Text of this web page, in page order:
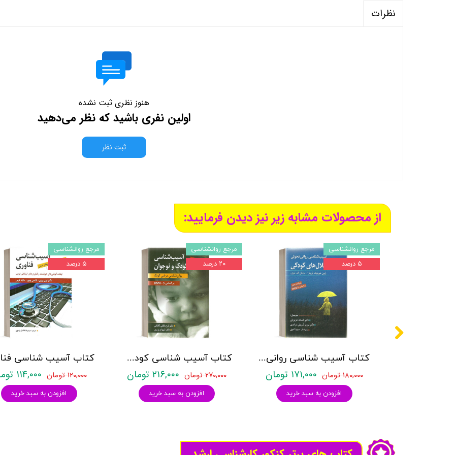
نظرات
هنوز نظری ثبت نشده
اولین نفری باشید که نظر می‌دهید
ثبت نظر
۱۲۰,۰۰۰ تومان ۱۱۴,۰۰۰ تومان
افزودن به سبد خرید
مرجع روانشناسی
۵ درصد
کتاب آسیب شناسی کودک و نوجوان (روان شناسی مرضی کودک) - وزیری -نشر ارسباران
۲۷۰,۰۰۰ تومان ۲۱۶,۰۰۰ تومان
افزودن به سبد خرید
مرجع روانشناسی
۲۰ درصد
کتاب آسیب شناسی روانی تحولی اختلال های کودکی - هورنیک - نشر ویرایش
۱۸۰,۰۰۰ تومان ۱۷۱,۰۰۰ تومان
افزودن به سبد خرید
مرجع روانشناسی
۵ درصد
از محصولات مشابه زیر نیز دیدن فرمایید: